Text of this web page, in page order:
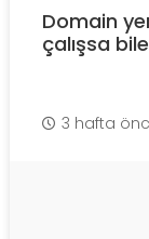
Domain
çalışsa
3 hafta